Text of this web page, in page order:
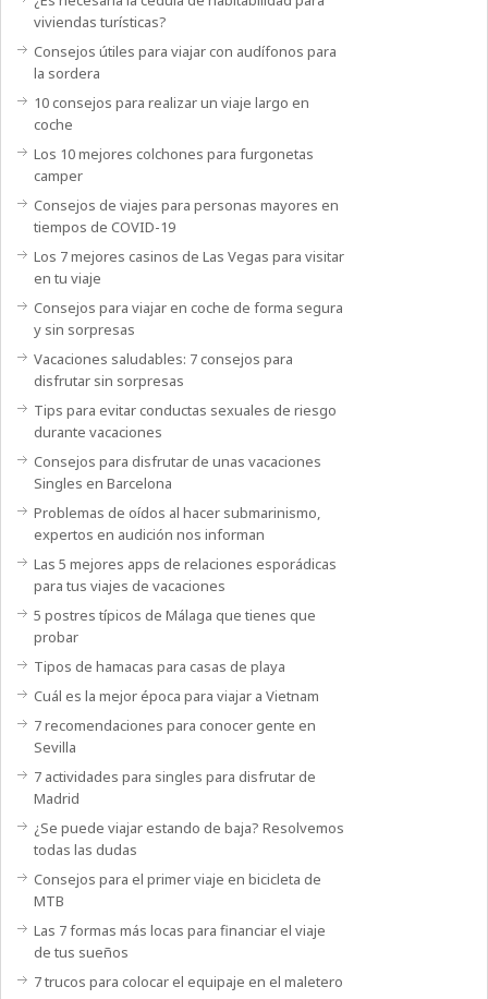
viviendas turísticas?
Consejos útiles para viajar con audífonos para
la sordera
10 consejos para realizar un viaje largo en
coche
Los 10 mejores colchones para furgonetas
camper
Consejos de viajes para personas mayores en
tiempos de COVID-19
Los 7 mejores casinos de Las Vegas para visitar
en tu viaje
Consejos para viajar en coche de forma segura
y sin sorpresas
Vacaciones saludables: 7 consejos para
disfrutar sin sorpresas
Tips para evitar conductas sexuales de riesgo
durante vacaciones
Consejos para disfrutar de unas vacaciones
Singles en Barcelona
Problemas de oídos al hacer submarinismo,
expertos en audición nos informan
Las 5 mejores apps de relaciones esporádicas
para tus viajes de vacaciones
5 postres típicos de Málaga que tienes que
probar
Tipos de hamacas para casas de playa
Cuál es la mejor época para viajar a Vietnam
7 recomendaciones para conocer gente en
Sevilla
7 actividades para singles para disfrutar de
Madrid
¿Se puede viajar estando de baja? Resolvemos
todas las dudas
Consejos para el primer viaje en bicicleta de
MTB
Las 7 formas más locas para financiar el viaje
de tus sueños
7 trucos para colocar el equipaje en el maletero